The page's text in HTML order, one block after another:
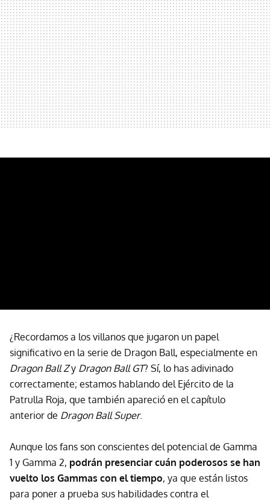
¿Recordamos a los villanos que jugaron un papel
significativo en la serie de Dragon Ball, especialmente en
Dragon Ball Zy Dragon Ball GT? Sí, lo has adivinado
correctamente; estamos hablando del Ejército de la
Patrulla Roja, que también apareció en el capítulo
anterior de Dragon Ball Super.
Aunque los fans son conscientes del potencial de Gamma
1 y Gamma 2, podrán presenciar cuán poderosos se han
vuelto los Gammas con el tiempo, ya que están listos
para poner a prueba sus habilidades contra el